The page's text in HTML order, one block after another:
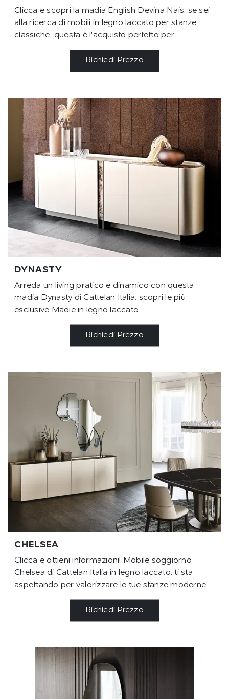
Clicca e scopri la madia English Devina Nais: se sei
alla ricerca di mobili in legno laccato per stanze
classiche, questa è l'acquisto perfetto per ...
Richiedi Prezzo
DYNASTY
Arreda un living pratico e dinamico con questa
madia Dynasty di Cattelan Italia: scopri le più
esclusive Madie in legno laccato.
Richiedi Prezzo
CHELSEA
Clicca e ottieni informazioni! Mobile soggiorno
Chelsea di Cattelan Italia in legno laccato: ti sta
aspettando per valorizzare le tue stanze moderne.
Richiedi Prezzo